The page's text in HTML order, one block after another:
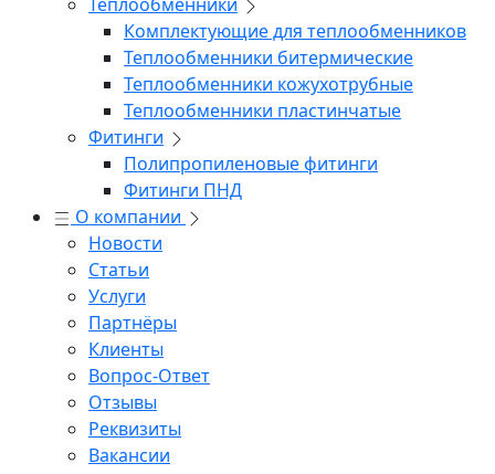
Комплектующие для теплообменников
Теплообменники битермические
Теплообменники кожухотрубные
Теплообменники пластинчатые
Фитинги
Полипропиленовые фитинги
Фитинги ПНД
О компании
Новости
Статьи
Услуги
Партнёры
Клиенты
Вопрос-Ответ
Отзывы
Реквизиты
Вакансии